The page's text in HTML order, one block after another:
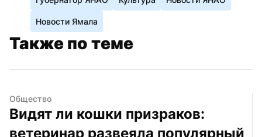
Новости Ямала
Также по теме
Общество
Видят ли кошки призраков:
ветеринар развеяла популярный